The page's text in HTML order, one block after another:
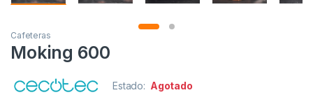
Cafeteras
Moking 600
Estado: Agotado